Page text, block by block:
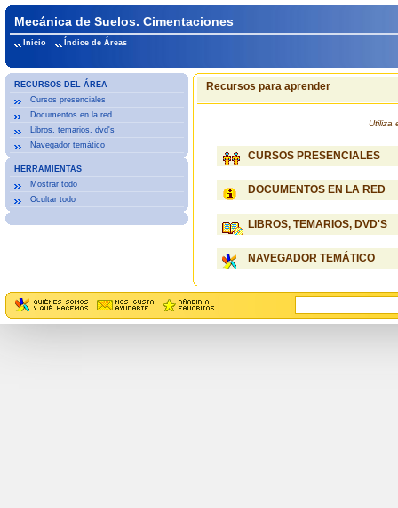
Mecánica de Suelos. Cimentaciones
Inicio Índice de Áreas
RECURSOS DEL ÁREA
Cursos presenciales
Documentos en la red
Libros, temarios, dvd's
Navegador temático
HERRAMIENTAS
Mostrar todo
Ocultar todo
Recursos para aprender
Utiliza
CURSOS PRESENCIALES
DOCUMENTOS EN LA RED
LIBROS, TEMARIOS, DVD'S
NAVEGADOR TEMÁTICO